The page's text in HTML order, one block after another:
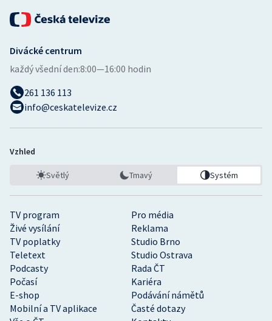
TV program
Pro média
Živé vysílání
Reklama
TV poplatky
Studio Brno
Teletext
Studio Ostrava
Podcasty
Rada ČT
Počasí
Kariéra
E-shop
Podávání námětů
Mobilní a TV aplikace
Časté dotazy
Divácké centrum
každý všední den:8:00—16:00 hodin
261 136 113
info@ceskatelevize.cz
Vzhled
Světlý Tmavý Systém